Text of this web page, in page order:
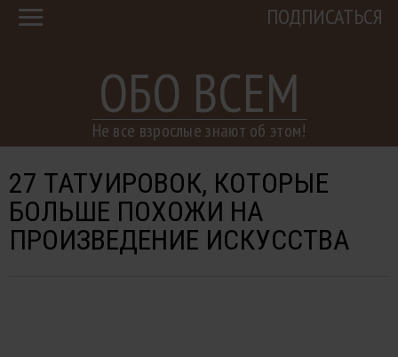
ОБО ВСЕМ
Не все взрослые знают об этом!
ПОДПИСАТЬСЯ
27 ТАТУИРОВОК, КОТОРЫЕ
БОЛЬШЕ ПОХОЖИ НА
ПРОИЗВЕДЕНИЕ ИСКУССТВА